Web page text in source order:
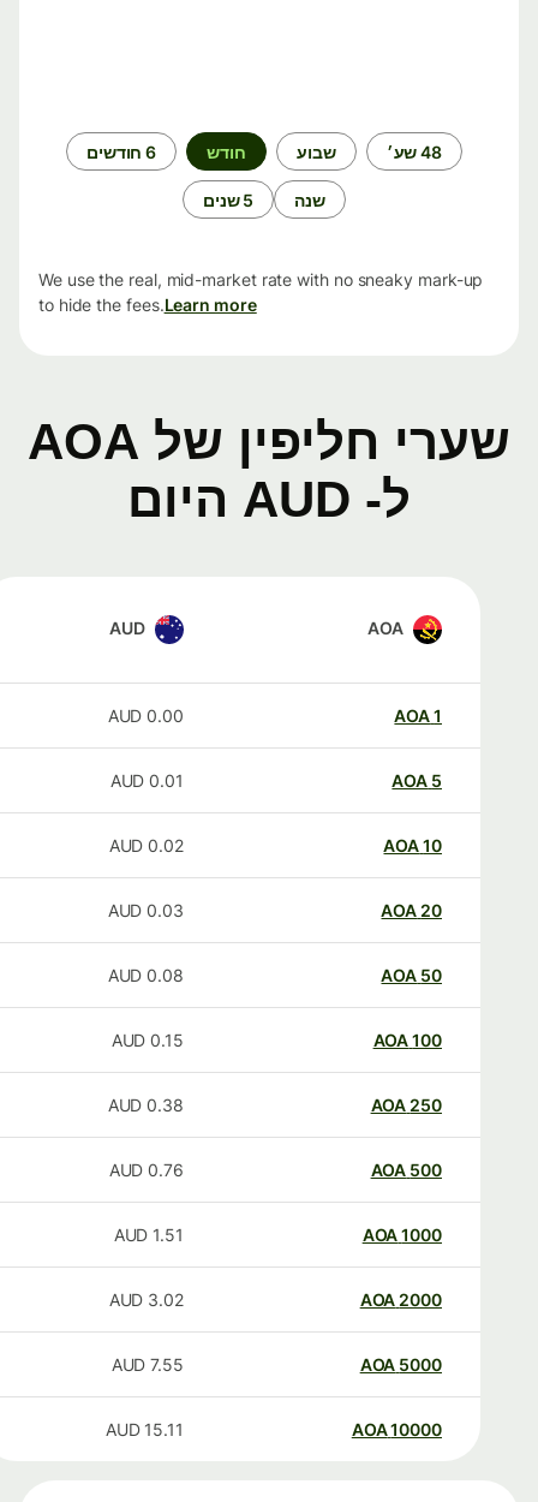
48 שע׳ שבוע חודש 6 חודשים
שנה 5 שנים
We use the real, mid-market rate with no sneaky mark-up
to hide the fees.Learn more
שערי חליפין של AOA
ל- AUD היום
AOA
AUD
AOA
0.00
AUD
AOA
0.01
AUD
AOA
0.02
AUD
20
AOA
0.03
AUD
50
AOA
0.08
AUD
100
AOA
0.15
AUD
250
AOA
0.38
AUD
500
AOA
0.76
AUD
1000
AOA
1.51
AUD
2000
AOA
3.02
AUD
5000
AOA
7.55
AUD
10000
AOA
15.11
AUD